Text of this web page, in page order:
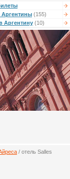
Аргентины (155)
Аргентину (10)
/ отель Salles